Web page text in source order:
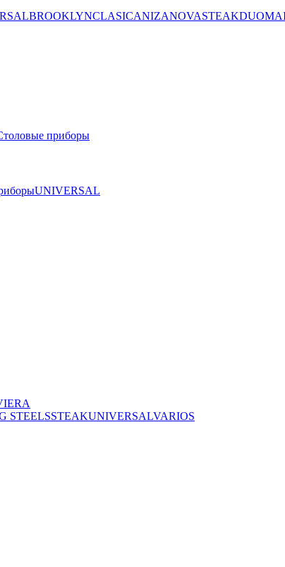
BROOKLYNCLASICANIZANOVASTEAKDUO
приборы
UNIVERSAL
STEELSSTEAKUNIVERSALVARIOS